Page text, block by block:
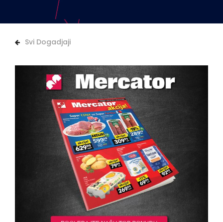
Svi Dogadjaji